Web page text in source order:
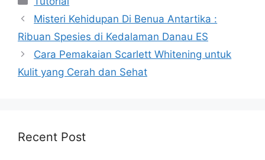
Misteri Kehidupan Di Benua Antartika :
Ribuan Spesies di Kedalaman Danau ES
Cara Pemakaian Scarlett Whitening untuk
Kulit yang Cerah dan Sehat
Recent Post